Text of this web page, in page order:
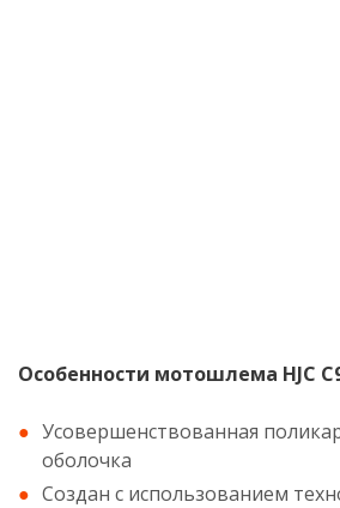
Особенности мотошлема HJC
Усовершенствованная
оболочка
Создан с использованием